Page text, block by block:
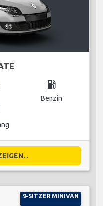
local_gas_station
Benzin
9-SITZER MINIVAN